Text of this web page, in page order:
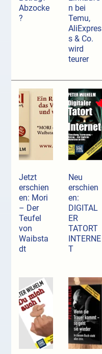
Abzocke
?
n bei
Temu,
AliExpres
s & Co.
wird
teurer
Jetzt
erschien
en: Mori
– Der
Teufel
von
Waibsta
dt
Neu
erschien
en:
DIGITAL
ER
TATORT
INTERNE
T